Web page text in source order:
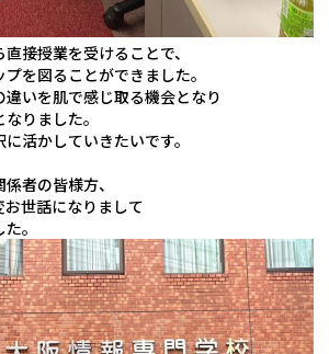
接授業を受けることで、
を図ることができました。
いを肌で感じ取る機会となり
りました。
活かしていきたいです。
者の皆様方、
お世話になりまして
。